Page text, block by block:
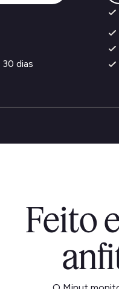
dias
Feito